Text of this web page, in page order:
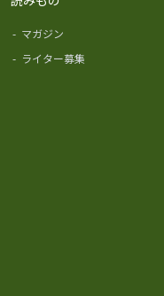
- マガジン
- ライター募集